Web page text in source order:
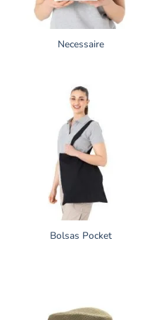
Necessaire
Bolsas Pocket